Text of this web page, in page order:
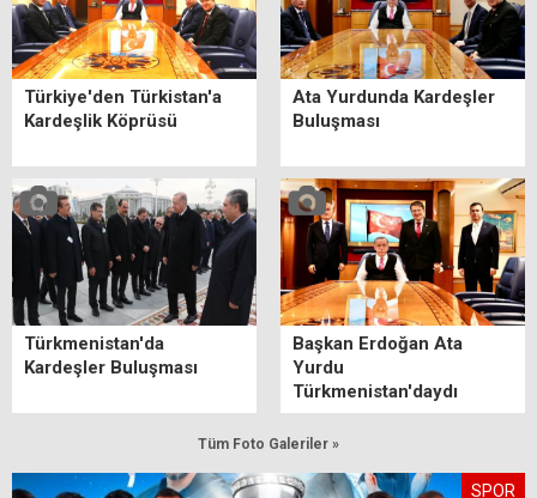
Türkiye'den Türkistan'a
Kardeşlik Köprüsü
Ata Yurdunda Kardeşler
Buluşması
Türkmenistan'da
Kardeşler Buluşması
Başkan Erdoğan Ata
Yurdu
Türkmenistan'daydı
Tüm Foto Galeriler »
SPOR